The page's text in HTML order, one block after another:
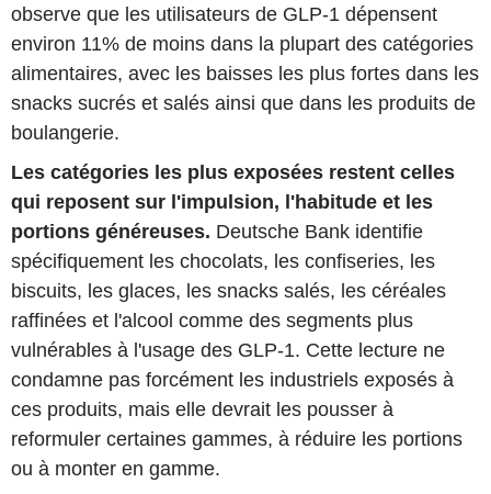
observe que les utilisateurs de GLP-1 dépensent
environ 11% de moins dans la plupart des catégories
alimentaires, avec les baisses les plus fortes dans les
snacks sucrés et salés ainsi que dans les produits de
boulangerie.
Les catégories les plus exposées restent celles
qui reposent sur l'impulsion, l'habitude et les
portions généreuses. Deutsche Bank identifie
spécifiquement les chocolats, les confiseries, les
biscuits, les glaces, les snacks salés, les céréales
raffinées et l'alcool comme des segments plus
vulnérables à l'usage des GLP-1. Cette lecture ne
condamne pas forcément les industriels exposés à
ces produits, mais elle devrait les pousser à
reformuler certaines gammes, à réduire les portions
ou à monter en gamme.